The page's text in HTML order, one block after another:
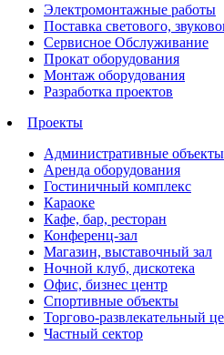
Электромонтажные работы
Поставка светового,
Сервисное Обслуживание
Прокат оборудования
Монтаж оборудования
Разработка проектов
Проекты
Административные объекты
Аренда оборудования
Гостиничный комплекс
Караоке
Кафе, бар, ресторан
Конференц-зал
Магазин, выставочный зал
Ночной клуб, дискотека
Офис, бизнес центр
Спортивные объекты
Торгово-развлекательный
Частный сектор